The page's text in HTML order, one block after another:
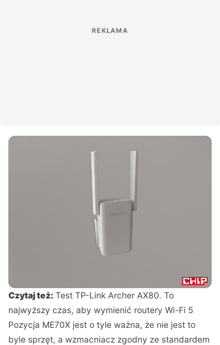
Czytaj też: Test TP-Link Archer AX80. To
najwyższy czas, aby wymienić routery Wi-Fi 5
Pozycja ME70X jest o tyle ważna, że nie jest to
byle sprzęt, a wzmacniacz zgodny ze standardem